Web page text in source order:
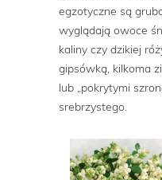
egzotyczne są
wyglądają owoce
kaliny czy dzikiej
gipsówką, kilkoma
lub „pokrytymi
srebrzystego.